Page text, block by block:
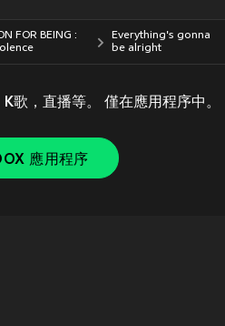
FOR BEING :
Everything's gonna
be alright
歌，直播等。 僅在應用程序中。
應用程序